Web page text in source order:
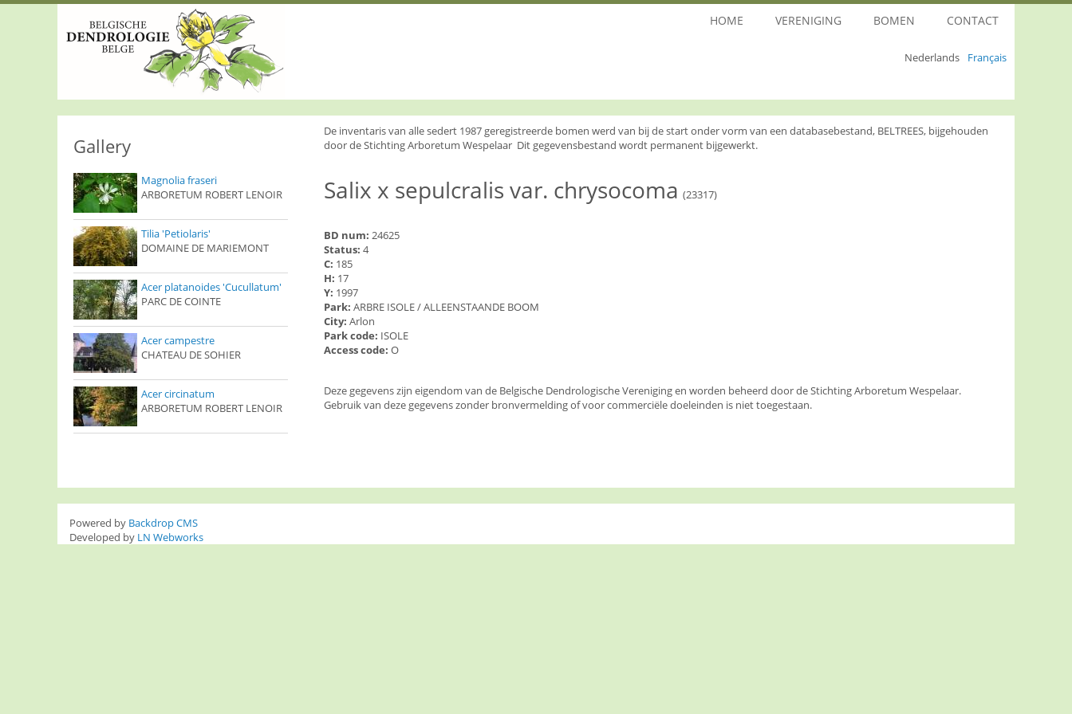
Nederlands Français
HOME VERENIGING BOMEN CONTACT
De inventaris van alle sedert 1987 geregistreerde bomen werd van bij de start onder vorm van een databasebestand, BELTREES, bijgehouden
door de Stichting Arboretum Wespelaar Dit gegevensbestand wordt permanent bijgewerkt.
Salix x sepulcralis var. chrysocoma (23317)
BD num: 24625
Status: 4
C: 185
H: 17
Y: 1997
Park: ARBRE ISOLE / ALLEENSTAANDE BOOM
City: Arlon
Park code: ISOLE
Access code: O
Deze gegevens zijn eigendom van de Belgische Dendrologische Vereniging en worden beheerd door de Stichting Arboretum Wespelaar.
Gebruik van deze gegevens zonder bronvermelding of voor commerciële doeleinden is niet toegestaan.
Gallery
Magnolia fraseri
ARBORETUM ROBERT LENOIR
Tilia 'Petiolaris'
DOMAINE DE MARIEMONT
Acer platanoides 'Cucullatum'
PARC DE COINTE
Acer campestre
CHATEAU DE SOHIER
Acer circinatum
ARBORETUM ROBERT LENOIR
Powered by Backdrop CMS
Developed by LN Webworks